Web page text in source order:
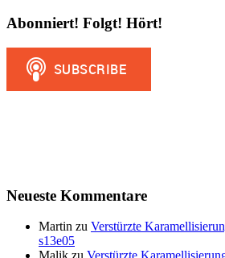
Abonniert! Folgt! Hört!
Neueste Kommentare
Martin zu Verstürzte
s13e05